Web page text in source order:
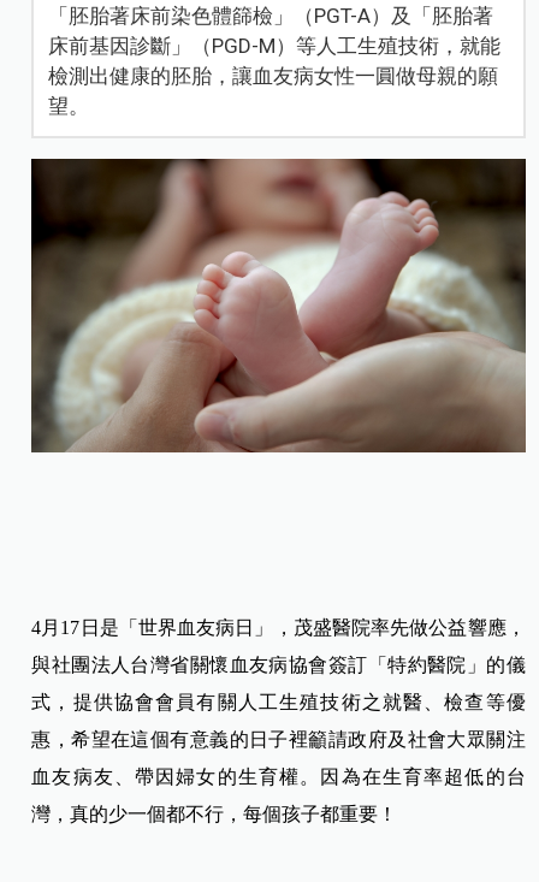
「胚胎著床前染色體篩檢」（PGT-A）及「胚胎著
床前基因診斷」（PGD-M）等人工生殖技術，就能
檢測出健康的胚胎，讓血友病女性一圓做母親的願
望。
4月17日是「世界血友病日」，茂盛醫院率先做公益響應，
與社團法人台灣省關懷血友病協會簽訂「特約醫院」的儀
式，提供協會會員有關人工生殖技術之就醫、檢查等優
惠，希望在這個有意義的日子裡籲請政府及社會大眾關注
血友病友、帶因婦女的生育權。因為在生育率超低的台
灣，真的少一個都不行，每個孩子都重要！